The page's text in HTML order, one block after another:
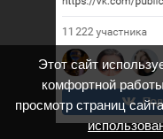
Этот сайт
комфортной
просмотр страниц